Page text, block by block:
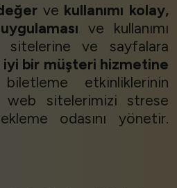
ve kullanımı kolay,
uygulaması ve kullanımı
sitelerine ve sayfalara
iyi bir müşteri hizmetine
etkinliklerinin
web sitelerimizi strese
odasını yönetir.